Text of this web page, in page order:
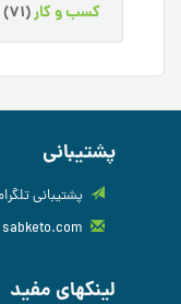
کسب و کار(71)
پشتیبانی
پشتیبانی
لینکهای مفید